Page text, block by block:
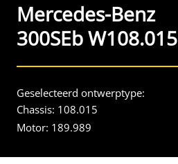
Mercedes-Benz
300SEb W108.015
Geselecteerd ontwerptype:
Chassis: 108.015
Motor: 189.989